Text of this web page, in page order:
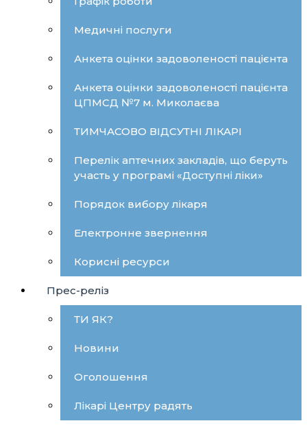
Медичні послуги
Анкета оцінки задоволеності пацієнта
Анкета оцінки задоволеності пацієнта
ЦПМСД №7 м. Миколаєва
ТИМЧАСОВО ВІДСУТНІ ЛІКАРІ
Перелік аптечних закладів, що беруть
участь у програмі «Доступні ліки»
Порядок вибору лікаря
Електронне звернення
Корисні ресурси
Прес-реліз
ТИ ЯК?
Новини
Оголошення
Лікарі Центру радять